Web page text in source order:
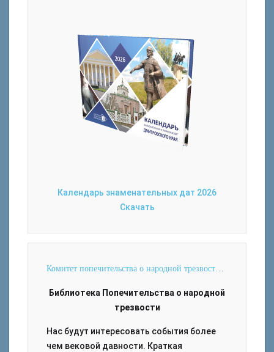
Календарь знаменательных дат 2026
Скачать
Комитет попечительства о народной трезвости в городе Дмитрове
Библиотека Попечительства о народной
трезвости
Нас будут интересовать события более
чем вековой давности. Краткая